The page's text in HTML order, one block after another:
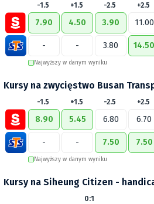
-1.5 +1.5 -2.5 +2.5
7.90 4.50 3.90 11.00
- - 3.80 14.50
Najwyższy w danym wyniku
Kursy na zwycięstwo Busan
-1.5 +1.5 -2.5 +2.5
8.90 5.45 6.80 6.70
- - 7.50 7.50
Najwyższy w danym wyniku
Kursy na Siheung Citizen -
0:1